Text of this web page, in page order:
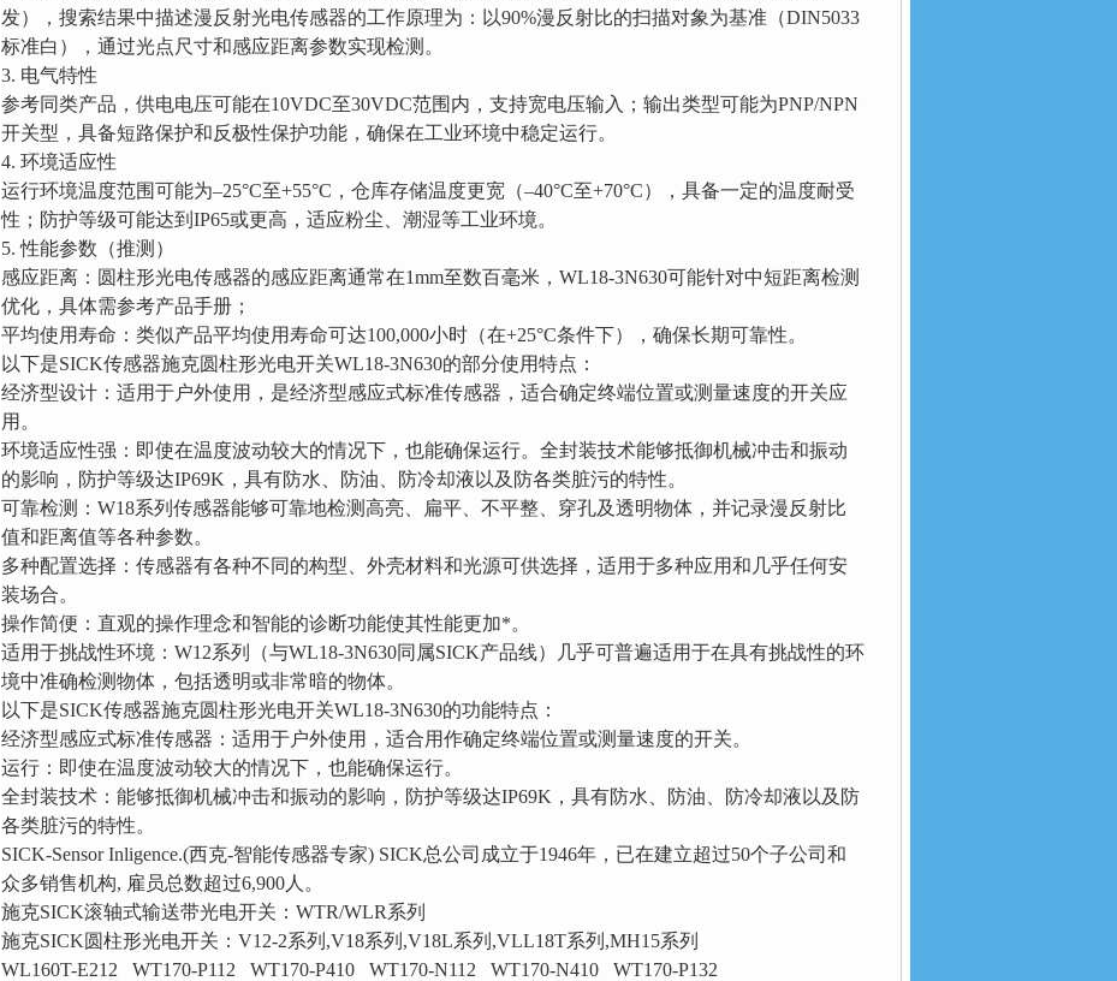
发），搜索结果中描述漫反射光电传感器的工作原理为：以90%漫反射比的扫描对象为基准（DIN5033
标准白），通过光点尺寸和感应距离参数实现检测。
3. 电气特性
参考同类产品，供电电压可能在10VDC至30VDC范围内，支持宽电压输入；输出类型可能为PNP/NPN
开关型，具备短路保护和反极性保护功能，确保在工业环境中稳定运行。
4. 环境适应性
运行环境温度范围可能为–25°C至+55°C，仓库存储温度更宽（–40°C至+70°C），具备一定的温度耐受
性；防护等级可能达到IP65或更高，适应粉尘、潮湿等工业环境。
5. 性能参数（推测）
感应距离：圆柱形光电传感器的感应距离通常在1mm至数百毫米，WL18-3N630可能针对中短距离检测
优化，具体需参考产品手册；
平均使用寿命：类似产品平均使用寿命可达100,000小时（在+25°C条件下），确保长期可靠性。
以下是SICK传感器施克圆柱形光电开关WL18-3N630的部分使用特点：
经济型设计：适用于户外使用，是经济型感应式标准传感器，适合确定终端位置或测量速度的开关应
用。
环境适应性强：即使在温度波动较大的情况下，也能确保运行。全封装技术能够抵御机械冲击和振动
的影响，防护等级达IP69K，具有防水、防油、防冷却液以及防各类脏污的特性。
可靠检测：W18系列传感器能够可靠地检测高亮、扁平、不平整、穿孔及透明物体，并记录漫反射比
值和距离值等各种参数。
多种配置选择：传感器有各种不同的构型、外壳材料和光源可供选择，适用于多种应用和几乎任何安
装场合。
操作简便：直观的操作理念和智能的诊断功能使其性能更加*。
适用于挑战性环境：W12系列（与WL18-3N630同属SICK产品线）几乎可普遍适用于在具有挑战性的环
境中准确检测物体，包括透明或非常暗的物体。
以下是SICK传感器施克圆柱形光电开关WL18-3N630的功能特点：
经济型感应式标准传感器：适用于户外使用，适合用作确定终端位置或测量速度的开关。
运行：即使在温度波动较大的情况下，也能确保运行。
全封装技术：能够抵御机械冲击和振动的影响，防护等级达IP69K，具有防水、防油、防冷却液以及防
各类脏污的特性。
SICK-Sensor Inligence.(西克-智能传感器专家) SICK总公司成立于1946年，已在建立超过50个子公司和
众多销售机构, 雇员总数超过6,900人。
施克SICK滚轴式输送带光电开关：WTR/WLR系列
施克SICK圆柱形光电开关：V12-2系列,V18系列,V18L系列,VLL18T系列,MH15系列
WL160T-E212 WT170-P112 WT170-P410 WT170-N112 WT170-N410 WT170-P132